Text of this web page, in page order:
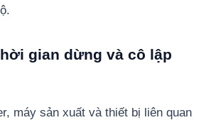
gian dừng và cô lập
máy sản xuất và thiết bị liên quan